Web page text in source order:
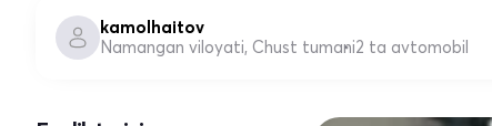
kamolhaitov
Namangan viloyati, Chust tumani2 ta avtomobil